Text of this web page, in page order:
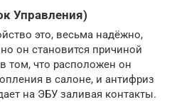
Управления)
это, весьма надёжно,
он становится причиной
том, что расположен он
в салоне, и антифриз
на ЭБУ заливая контакты.